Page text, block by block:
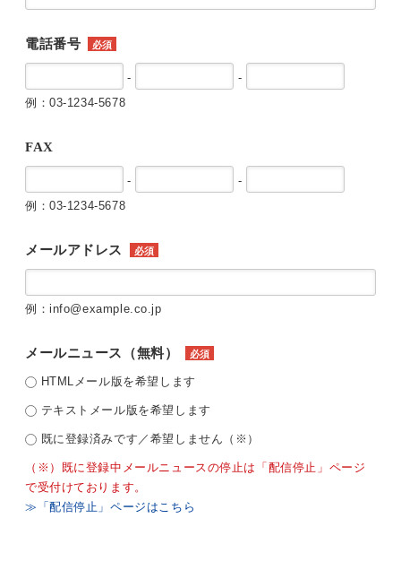
電話番号 必須
-
-
例：03-1234-5678
FAX
-
-
例：03-1234-5678
メールアドレス 必須
例：info@example.co.jp
メールニュース（無料） 必須
HTMLメール版を希望します
テキストメール版を希望します
既に登録済みです／希望しません（※）
（※）既に登録中メールニュースの停止は「配信停止」ページ
で受付けております。
≫「配信停止」ページはこちら